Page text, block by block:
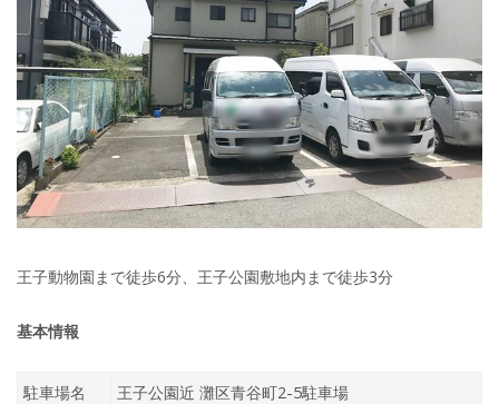
王子動物園まで徒歩6分、王子公園敷地内まで徒歩3分
基本情報
駐車場名
王子公園近 灘区青谷町2-5駐車場